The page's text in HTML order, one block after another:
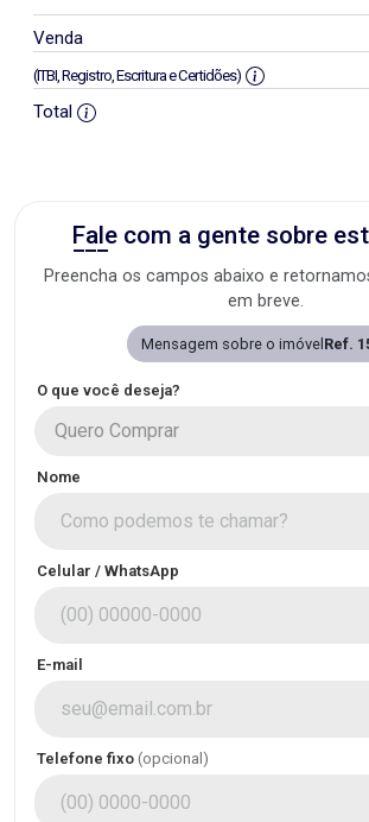
Venda
(ITBI, Registro, Escritura e Certidões)
Total
Fale com a gente sobre
Preencha os campos abaixo e
em breve.
Mensagem sobre o imóvelRef.
O que você deseja?
Quero Comprar
Nome
Celular / WhatsApp
E-mail
Telefone fixo (opcional)